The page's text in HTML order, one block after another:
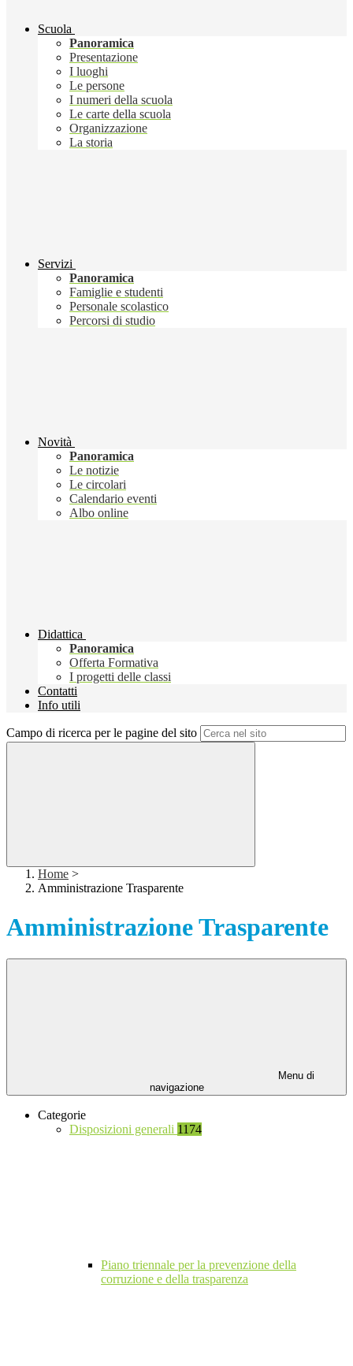
Scuola
Panoramica
Presentazione
I luoghi
Le persone
I numeri della scuola
Le carte della scuola
Organizzazione
La storia
Servizi
Panoramica
Famiglie e studenti
Personale scolastico
Percorsi di studio
Novità
Panoramica
Le notizie
Le circolari
Calendario eventi
Albo online
Didattica
Panoramica
Offerta Formativa
I progetti delle classi
Contatti
Info utili
Campo di ricerca per le pagine del sito
Home >
Amministrazione Trasparente
Amministrazione Trasparente
Menu di
navigazione
Categorie
Disposizioni generali 1174
Piano triennale per la prevenzione della
corruzione e della trasparenza